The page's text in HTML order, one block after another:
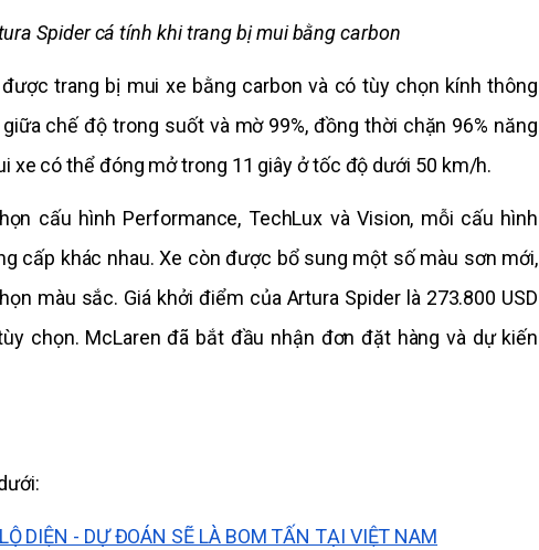
Spider cá tính khi trang bị mui bằng carbon
trang bị mui xe bằng carbon và có tùy chọn kính thông
chế độ trong suốt và mờ 99%, đồng thời chặn 96% năng
xe có thể đóng mở trong 11 giây ở tốc độ dưới 50 km/h.
cấu hình Performance, TechLux và Vision, mỗi cấu hình
cấp khác nhau. Xe còn được bổ sung một số màu sơn mới,
màu sắc. Giá khởi điểm của Artura Spider là 273.800 USD
chọn. McLaren đã bắt đầu nhận đơn đặt hàng và dự kiến
DIỆN - DỰ ĐOÁN SẼ LÀ BOM TẤN TẠI VIỆT NAM